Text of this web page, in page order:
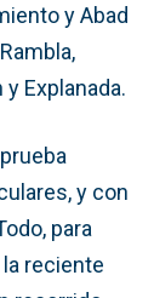
y Abad
Explanada.
y con
para
reciente